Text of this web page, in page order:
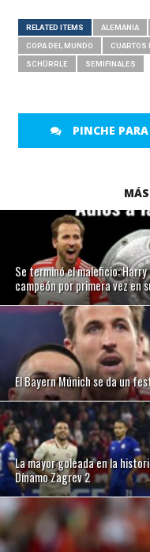
RELATED ITEMS ALEMANIA
COPA DEL MUNDO CUARTOS
SCHÜRRLE SEMIFINALES
PINCHE
Se terminó el maleficio:
campeón por primera vez en
El Bayern Múnich se da un
La mayor goleada en la
Dínamo Zagrev 2